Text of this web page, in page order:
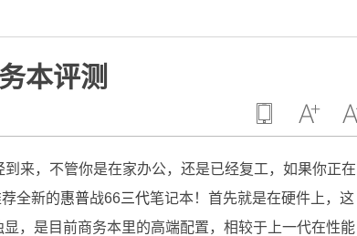
本评测
，不管你是在家办公，还是已经复工，如果你正在
全新的惠普战66三代笔记本！首先就是在硬件上，这
，是目前商务本里的高端配置，相较于上一代在性能